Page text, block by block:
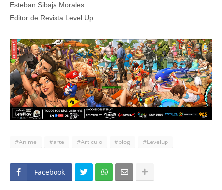
Esteban Sibaja Morales
Editor de Revista Level Up.
#Anime #arte #Articulo #blog #Levelup
Facebook